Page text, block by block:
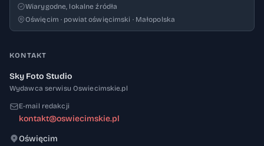
Wiarygodne, lokalne źródła
Oświęcim · powiat oświęcimski · Małopolska
KONTAKT
Sky Foto Studio
Wydawca serwisu Oswiecimskie.pl
E-mail redakcji
kontakt@oswiecimskie.pl
Oświęcim